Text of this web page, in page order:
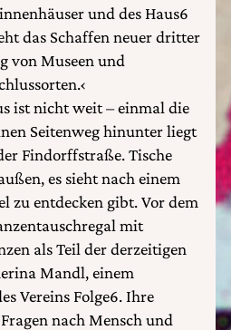
und des Haus6
das Schaffen neuer dritter
von Museen und
ist nicht weit – einmal die
Seitenweg hinunter liegt
Findorffstraße. Tische
es sieht nach einem
zu entdecken gibt. Vor dem
mit
als Teil der derzeitigen
Mandl, einem
Vereins Folge6. Ihre
nach Mensch und